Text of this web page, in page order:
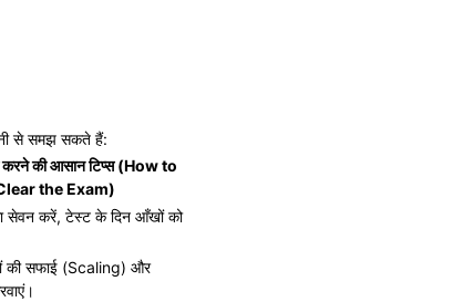
से समझ सकते हैं:
करने की आसान टिप्स (How to
the Exam)
सेवन करें, टेस्ट के दिन आँखों को
की सफाई (Scaling) और